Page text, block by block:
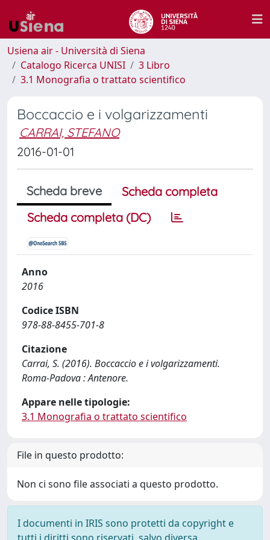
Usiena air - Università di Siena
Catalogo Ricerca UNISI
3 Libro
3.1 Monografia o trattato scientifico
Boccaccio e i volgarizzamenti
CARRAI, STEFANO
2016-01-01
Scheda breve
Scheda completa
Scheda completa (DC)
Anno
2016
Codice ISBN
978-88-8455-701-8
Citazione
Carrai, S. (2016). Boccaccio e i volgarizzamenti.
Roma-Padova : Antenore.
Appare nelle tipologie:
3.1 Monografia o trattato scientifico
File in questo prodotto:
Non ci sono file associati a questo prodotto.
I documenti in IRIS sono protetti da copyright e